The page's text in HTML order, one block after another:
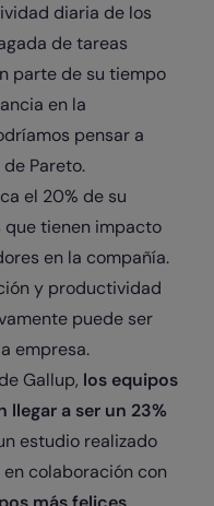
diaria de los
de tareas
parte de su tiempo
en la
pensar a
Pareto.
el 20% de su
tienen impacto
en la compañía.
y productividad
puede ser
empresa.
Gallup, los equipos
a ser un 23%
estudio realizado
colaboración con